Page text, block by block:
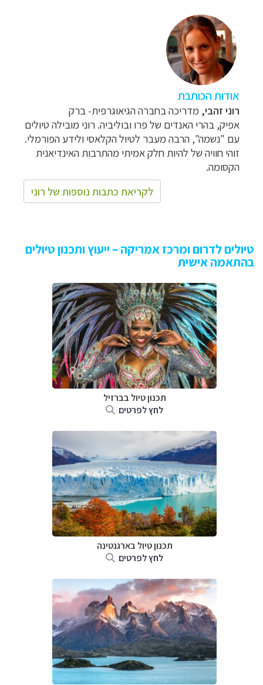
אודות הכותבת
רוני זהבי, מדריכה בחברה הגיאוגרפית- ברק
אפיק, בהרי האנדים של פרו ובוליביה. רוני מובילה טיולים
עם "נשמה", הרבה מעבר לטיול הקלאסי ולידע הפורמלי.
זוהי חוויה של להיות חלק אמיתי מהתרבות האינדיאנית
הקסומה.
לקריאת כתבות נוספות של רוני
טיולים לדרום ומרכז אמריקה – ייעוץ ותכנון טיולים
בהתאמה אישית
תכנון טיול בברזיל
לחץ לפרטים
תכנון טיול בארגנטינה
לחץ לפרטים